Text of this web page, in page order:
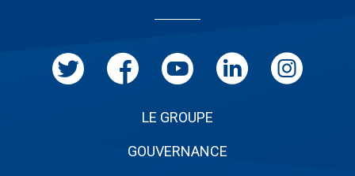
LE GROUPE
GOUVERNANCE